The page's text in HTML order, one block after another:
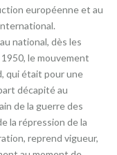
européenne et au
national, dès les
le mouvement
qui était pour une
décapité au
de la guerre des
la répression de la
reprend vigueur,